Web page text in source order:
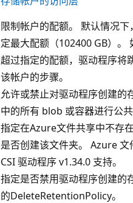
限制帐户的配额。 默认情况下
定最大配额（102400 GB）。
超过指定的配额，驱动程序将
该帐户的步骤。
允许或禁止对驱动程序创建的
中的所有 blob 或容器进行公
指定在Azure文件共享中不存
是否创建该文件夹。 Azure 文
CSI 驱动程序 v1.34.0 支持。
指定是否禁用驱动程序创建的
的DeleteRetentionPolicy。